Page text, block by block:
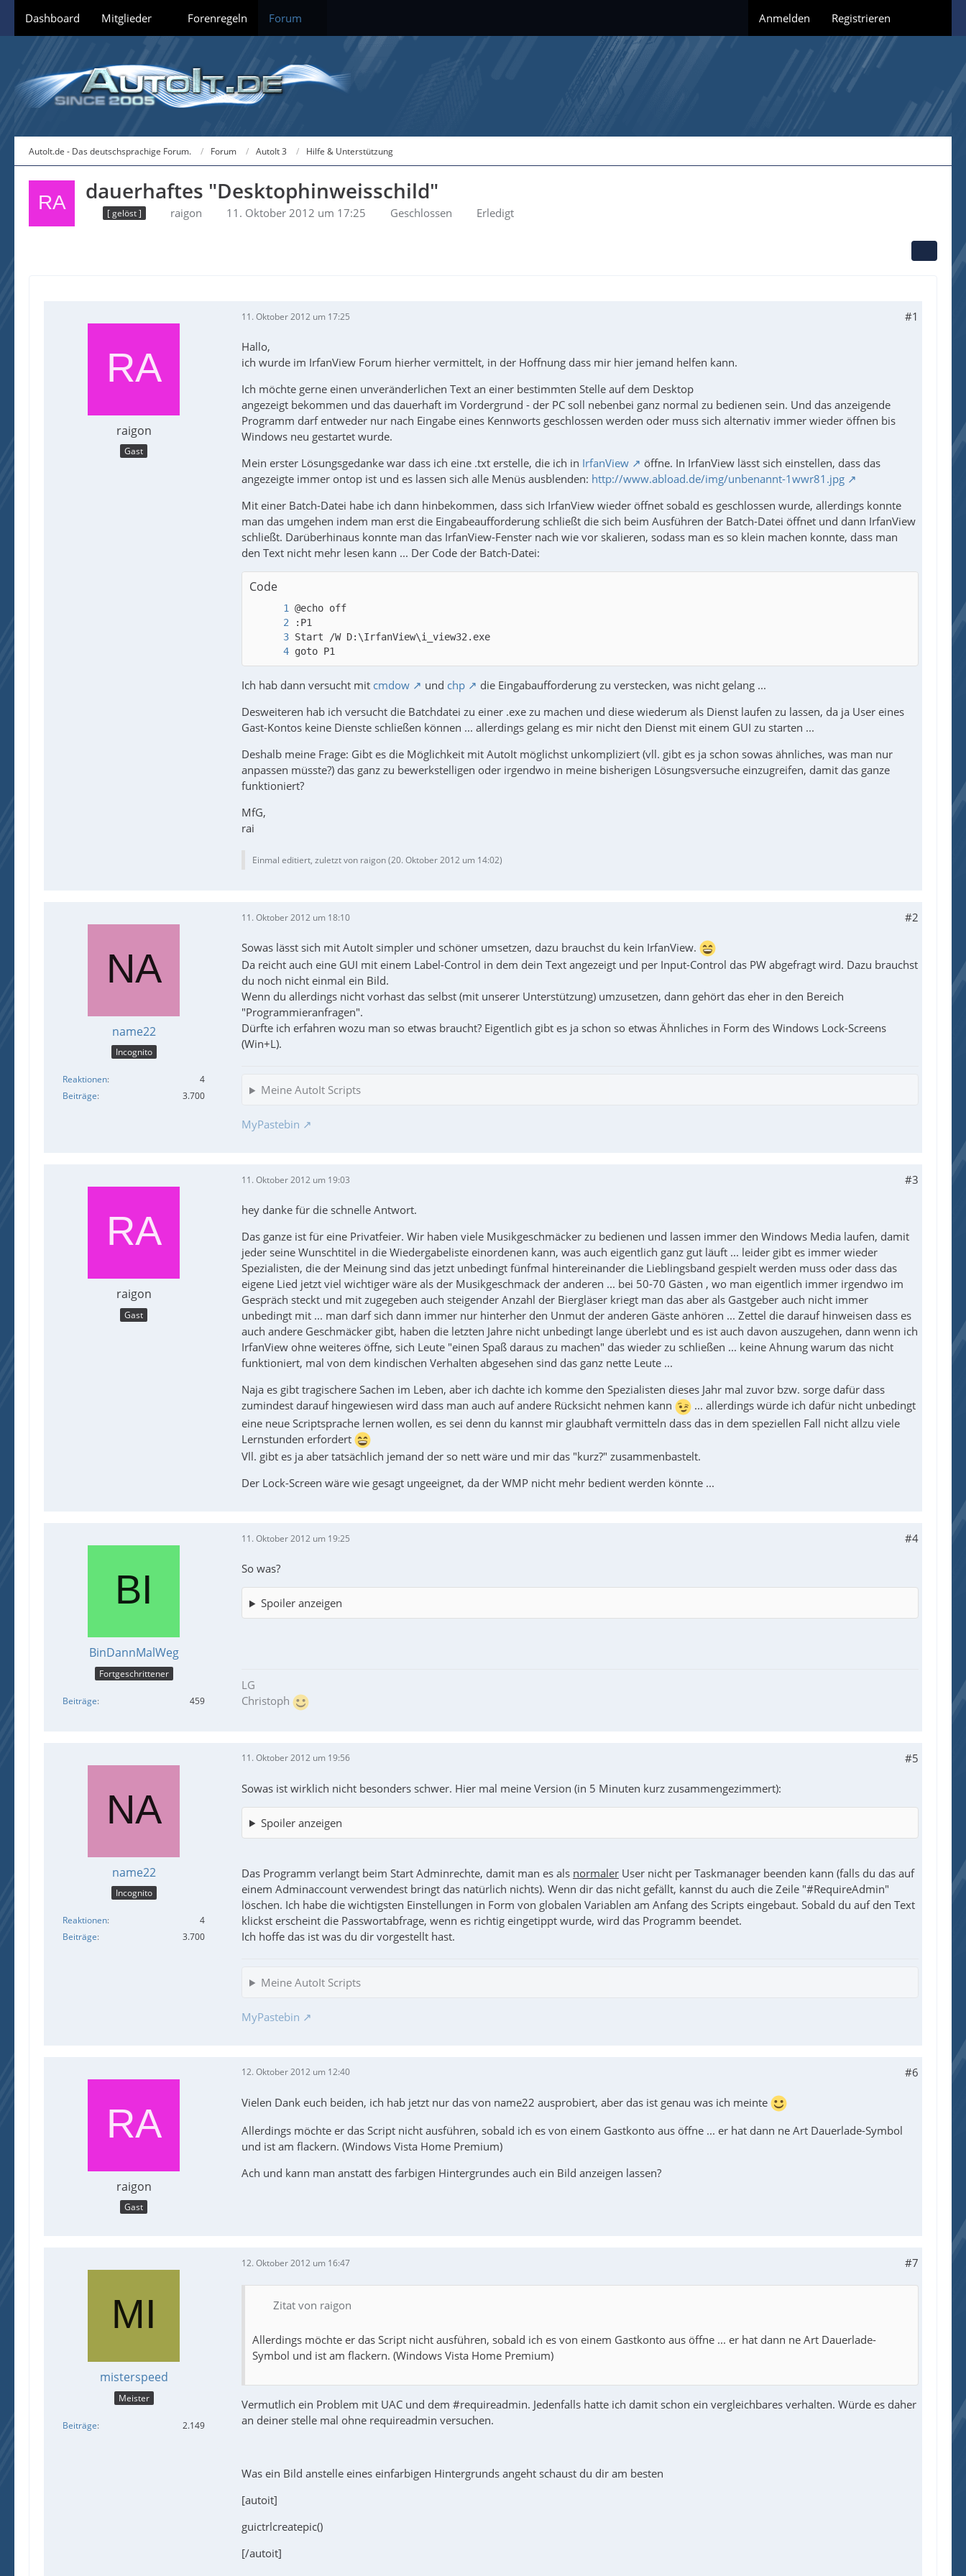
Dashboard Mitglieder Forenregeln Forum Anmelden Registrieren
AutoIt.de - Das deutschsprachige Forum. Forum AutoIt 3 Hilfe & Unterstützung
dauerhaftes "Desktophinweisschild"
[ gelöst ] raigon 11. Oktober 2012 um 17:25 Geschlossen Erledigt
raigon
Gast
11. Oktober 2012 um 17:25 #1
Hallo,
ich wurde im IrfanView Forum hierher vermittelt, in der Hoffnung dass mir hier jemand helfen kann.
Ich möchte gerne einen unveränderlichen Text an einer bestimmten Stelle auf dem Desktop
angezeigt bekommen und das dauerhaft im Vordergrund - der PC soll nebenbei ganz normal zu bedienen sein. Und das anzeigende
Programm darf entweder nur nach Eingabe eines Kennworts geschlossen werden oder muss sich alternativ immer wieder öffnen bis
Windows neu gestartet wurde.
Mein erster Lösungsgedanke war dass ich eine .txt erstelle, die ich in IrfanView
öffne. In IrfanView lässt sich einstellen, dass das
angezeigte immer ontop ist und es lassen sich alle Menüs ausblenden: http://www.abload.de/img/unbenannt-1wwr81.jpg
Mit einer Batch-Datei habe ich dann hinbekommen, dass sich IrfanView wieder öffnet sobald es geschlossen wurde, allerdings konnte
man das umgehen indem man erst die Eingabeaufforderung schließt die sich beim Ausführen der Batch-Datei öffnet und dann IrfanView
schließt. Darüberhinaus konnte man das IrfanView-Fenster nach wie vor skalieren, sodass man es so klein machen konnte, dass man
den Text nicht mehr lesen kann ... Der Code der Batch-Datei:
Code
goto P1
Ich hab dann versucht mit cmdow und chp
die Eingabaufforderung zu verstecken, was nicht gelang ...
Desweiteren hab ich versucht die Batchdatei zu einer .exe zu machen und diese wiederum als Dienst laufen zu lassen, da ja User eines
Gast-Kontos keine Dienste schließen können ... allerdings gelang es mir nicht den Dienst mit einem GUI zu starten ...
Deshalb meine Frage: Gibt es die Möglichkeit mit AutoIt möglichst unkompliziert (vll. gibt es ja schon sowas ähnliches, was man nur
anpassen müsste?) das ganz zu bewerkstelligen oder irgendwo in meine bisherigen Lösungsversuche einzugreifen, damit das ganze
funktioniert?
MfG,
rai
Einmal editiert, zuletzt von raigon (20. Oktober 2012 um 14:02)
name22
Incognito
Reaktionen
4
Beiträge
3.700
11. Oktober 2012 um 18:10 #2
Sowas lässt sich mit AutoIt simpler und schöner umsetzen, dazu brauchst du kein IrfanView.
Da reicht auch eine GUI mit einem Label-Control in dem dein Text angezeigt und per Input-Control das PW abgefragt wird. Dazu brauchst
du noch nicht einmal ein Bild.
Wenn du allerdings nicht vorhast das selbst (mit unserer Unterstützung) umzusetzen, dann gehört das eher in den Bereich
"Programmieranfragen".
Dürfte ich erfahren wozu man so etwas braucht? Eigentlich gibt es ja schon so etwas Ähnliches in Form des Windows Lock-Screens
(Win+L).
Meine AutoIt Scripts
MyPastebin
raigon
Gast
11. Oktober 2012 um 19:03 #3
hey danke für die schnelle Antwort.
Das ganze ist für eine Privatfeier. Wir haben viele Musikgeschmäcker zu bedienen und lassen immer den Windows Media laufen, damit
jeder seine Wunschtitel in die Wiedergabeliste einordenen kann, was auch eigentlich ganz gut läuft ... leider gibt es immer wieder
Spezialisten, die der Meinung sind das jetzt unbedingt fünfmal hintereinander die Lieblingsband gespielt werden muss oder dass das
eigene Lied jetzt viel wichtiger wäre als der Musikgeschmack der anderen ... bei 50-70 Gästen , wo man eigentlich immer irgendwo im
Gespräch steckt und mit zugegeben auch steigender Anzahl der Biergläser kriegt man das aber als Gastgeber auch nicht immer
unbedingt mit ... man darf sich dann immer nur hinterher den Unmut der anderen Gäste anhören ... Zettel die darauf hinweisen dass es
auch andere Geschmäcker gibt, haben die letzten Jahre nicht unbedingt lange überlebt und es ist auch davon auszugehen, dann wenn ich
IrfanView ohne weiteres öffne, sich Leute "einen Spaß daraus zu machen" das wieder zu schließen ... keine Ahnung warum das nicht
funktioniert, mal von dem kindischen Verhalten abgesehen sind das ganz nette Leute ...
Naja es gibt tragischere Sachen im Leben, aber ich dachte ich komme den Spezialisten dieses Jahr mal zuvor bzw. sorge dafür dass
zumindest darauf hingewiesen wird dass man auch auf andere Rücksicht nehmen kann
... allerdings würde ich dafür nicht unbedingt
eine neue Scriptsprache lernen wollen, es sei denn du kannst mir glaubhaft vermitteln dass das in dem speziellen Fall nicht allzu viele
Lernstunden erfordert
Vll. gibt es ja aber tatsächlich jemand der so nett wäre und mir das "kurz?" zusammenbastelt.
Der Lock-Screen wäre wie gesagt ungeeignet, da der WMP nicht mehr bedient werden könnte ...
BinDannMalWeg
Fortgeschrittener
Beiträge 459
11. Oktober 2012 um 19:25 #4
So was?
Spoiler anzeigen
LG
Christoph
name22
Incognito
Reaktionen
4
Beiträge
3.700
11. Oktober 2012 um 19:56 #5
Sowas ist wirklich nicht besonders schwer. Hier mal meine Version (in 5 Minuten kurz zusammengezimmert):
Spoiler anzeigen
Das Programm verlangt beim Start Adminrechte, damit man es als normaler User nicht per Taskmanager beenden kann (falls du das auf
einem Adminaccount verwendest bringt das natürlich nichts). Wenn dir das nicht gefällt, kannst du auch die Zeile "#RequireAdmin"
löschen. Ich habe die wichtigsten Einstellungen in Form von globalen Variablen am Anfang des Scripts eingebaut. Sobald du auf den Text
klickst erscheint die Passwortabfrage, wenn es richtig eingetippt wurde, wird das Programm beendet.
Ich hoffe das ist was du dir vorgestellt hast.
Meine AutoIt Scripts
MyPastebin
raigon
Gast
12. Oktober 2012 um 12:40 #6
Vielen Dank euch beiden, ich hab jetzt nur das von name22 ausprobiert, aber das ist genau was ich meinte
Allerdings möchte er das Script nicht ausführen, sobald ich es von einem Gastkonto aus öffne ... er hat dann ne Art Dauerlade-Symbol
und ist am flackern. (Windows Vista Home Premium)
Ach und kann man anstatt des farbigen Hintergrundes auch ein Bild anzeigen lassen?
misterspeed
Meister
Beiträge 2.149
12. Oktober 2012 um 16:47 #7
Zitat von raigon
Allerdings möchte er das Script nicht ausführen, sobald ich es von einem Gastkonto aus öffne ... er hat dann ne Art Dauerlade-
Symbol und ist am flackern. (Windows Vista Home Premium)
Vermutlich ein Problem mit UAC und dem #requireadmin. Jedenfalls hatte ich damit schon ein vergleichbares verhalten. Würde es daher
an deiner stelle mal ohne requireadmin versuchen.
Was ein Bild anstelle eines einfarbigen Hintergrunds angeht schaust du dir am besten
[autoit]
guictrlcreatepic()
[/autoit]